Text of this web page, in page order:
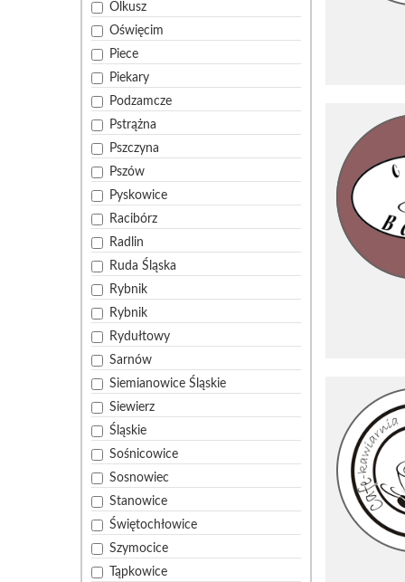
Olkusz
Oświęcim
Piece
Piekary
Podzamcze
Pstrążna
Pszczyna
Pszów
Pyskowice
Racibórz
Radlin
Ruda Śląska
Rybnik
Rybnik
Rydułtowy
Sarnów
Siemianowice Śląskie
Siewierz
Śląskie
Sośnicowice
Sosnowiec
Stanowice
Świętochłowice
Szymocice
Tąpkowice